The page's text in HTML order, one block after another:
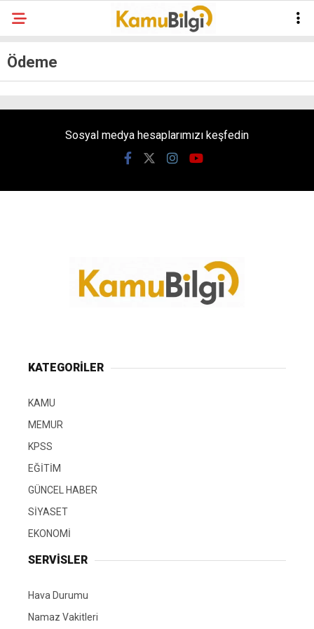
Ödeme
Sosyal medya hesaplarımızı keşfedin
KATEGORİLER
KAMU
MEMUR
KPSS
EĞİTİM
GÜNCEL HABER
SİYASET
EKONOMİ
SERVİSLER
Hava Durumu
Namaz Vakitleri